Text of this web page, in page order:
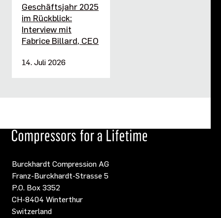
Geschäftsjahr 2025
im Rückblick:
Interview mit
Fabrice Billard, CEO
14. Juli 2026
Burckhardt Compression AG
Franz-Burckhardt-Strasse 5
P.O. Box 3352
CH-8404 Winterthur
Switzerland